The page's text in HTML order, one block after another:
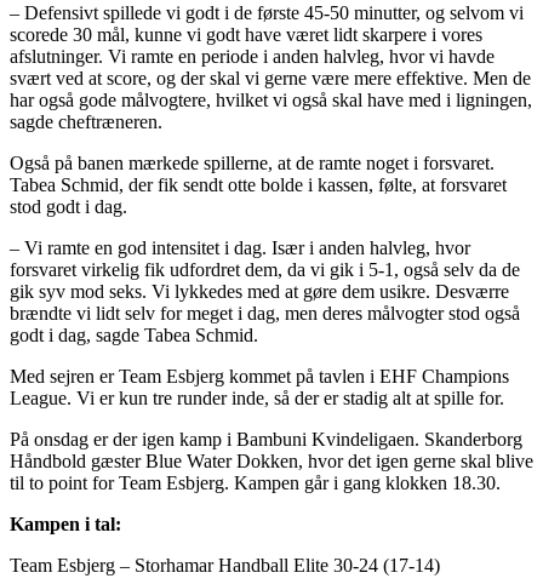
– Defensivt spillede vi godt i de første 45-50 minutter, og selvom vi
scorede 30 mål, kunne vi godt have været lidt skarpere i vores
afslutninger. Vi ramte en periode i anden halvleg, hvor vi havde
svært ved at score, og der skal vi gerne være mere effektive. Men de
har også gode målvogtere, hvilket vi også skal have med i ligningen,
sagde cheftræneren.
Også på banen mærkede spillerne, at de ramte noget i forsvaret.
Tabea Schmid, der fik sendt otte bolde i kassen, følte, at forsvaret
stod godt i dag.
– Vi ramte en god intensitet i dag. Især i anden halvleg, hvor
forsvaret virkelig fik udfordret dem, da vi gik i 5-1, også selv da de
gik syv mod seks. Vi lykkedes med at gøre dem usikre. Desværre
brændte vi lidt selv for meget i dag, men deres målvogter stod også
godt i dag, sagde Tabea Schmid.
Med sejren er Team Esbjerg kommet på tavlen i EHF Champions
League. Vi er kun tre runder inde, så der er stadig alt at spille for.
På onsdag er der igen kamp i Bambuni Kvindeligaen. Skanderborg
Håndbold gæster Blue Water Dokken, hvor det igen gerne skal blive
til to point for Team Esbjerg. Kampen går i gang klokken 18.30.
Kampen i tal:
Team Esbjerg – Storhamar Handball Elite 30-24 (17-14)